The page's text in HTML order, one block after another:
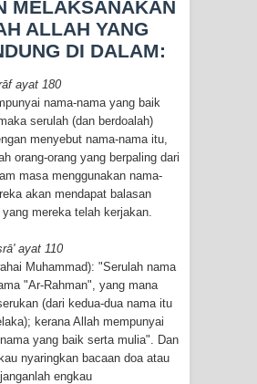
MELAKSANAKAN
ALLAH YANG
DI DALAM:
ayat 180
nama-nama yang baik
serulah (dan berdoalah)
menyebut nama-nama itu,
orang-orang yang berpaling dari
masa menggunakan nama-
akan mendapat balasan
mereka telah kerjakan.
ayat 110
Muhammad): "Serulah nama
"Ar-Rahman", yang mana
(dari kedua-dua nama itu
kerana Allah mempunyai
yang baik serta mulia". Dan
nyaringkan bacaan doa atau
engkau